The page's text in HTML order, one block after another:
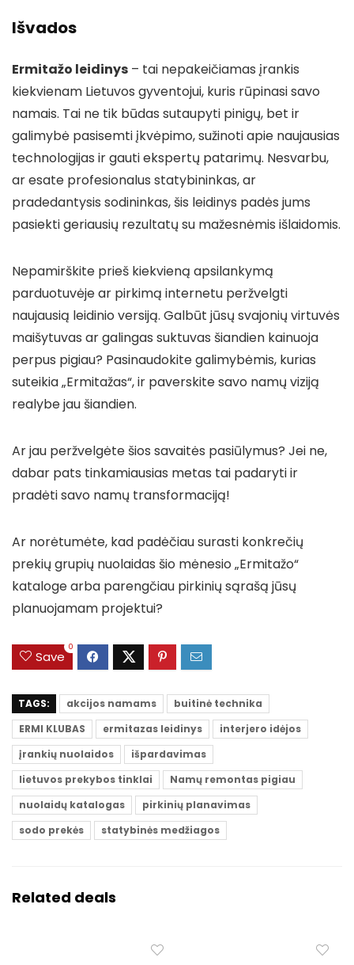
Išvados
Ermitažo leidinys – tai nepakeičiamas įrankis
kiekvienam Lietuvos gyventojui, kuris rūpinasi savo
namais. Tai ne tik būdas sutaupyti pinigų, bet ir
galimybė pasisemti įkvėpimo, sužinoti apie naujausias
technologijas ir gauti ekspertų patarimų. Nesvarbu,
ar esate profesionalus statybininkas, ar
pradedantysis sodininkas, šis leidinys padės jums
pasiekti geriausių rezultatų su mažesnėmis išlaidomis.
Nepamirškite prieš kiekvieną apsilankymą
parduotuvėje ar pirkimą internetu peržvelgti
naujausią leidinio versiją. Galbūt jūsų svajonių virtuvės
maišytuvas ar galingas suktuvas šiandien kainuoja
perpus pigiau? Pasinaudokite galimybėmis, kurias
suteikia „Ermitažas“, ir paverskite savo namų viziją
realybe jau šiandien.
Ar jau peržvelgėte šios savaitės pasiūlymus? Jei ne,
dabar pats tinkamiausias metas tai padaryti ir
pradėti savo namų transformaciją!
Ar norėtumėte, kad padėčiau surasti konkrečių
prekių grupių nuolaidas šio mėnesio „Ermitažo“
kataloge arba parengčiau pirkinių sąrašą jūsų
planuojamam projektui?
Save
0
TAGS: akcijos namams
buitinė technika
ERMI KLUBAS
ermitazas leidinys
interjero idėjos
įrankių nuolaidos
išpardavimas
lietuvos prekybos tinklai
Namų remontas pigiau
nuolaidų katalogas
pirkinių planavimas
sodo prekės
statybinės medžiagos
Related deals